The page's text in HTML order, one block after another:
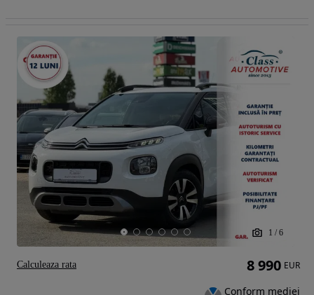
1 / 6
8 990 EUR
Conform mediei
Calculeaza rata